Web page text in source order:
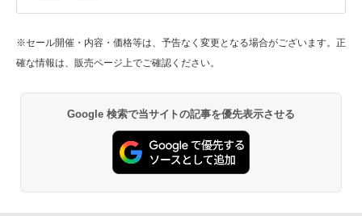
※セール開催・内容・価格等は、予告なく変更となる場合がございます。正
確な情報は、販売ページ上でご確認ください。
Google 検索で当サイトの記事を優先表示させる